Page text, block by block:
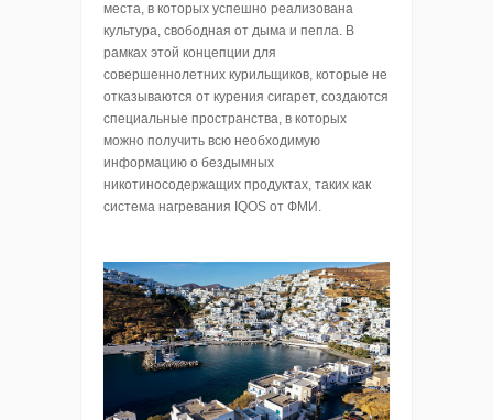
места, в которых успешно реализована
культура, свободная от дыма и пепла. В
рамках этой концепции для
совершеннолетних курильщиков, которые не
отказываются от курения сигарет, создаются
специальные пространства, в которых
можно получить всю необходимую
информацию о бездымных
никотиносодержащих продуктах, таких как
система нагревания IQOS от ФМИ.